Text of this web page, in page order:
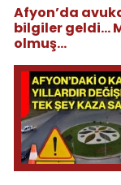
Afyon’da
bilgiler geldi...
olmuş...